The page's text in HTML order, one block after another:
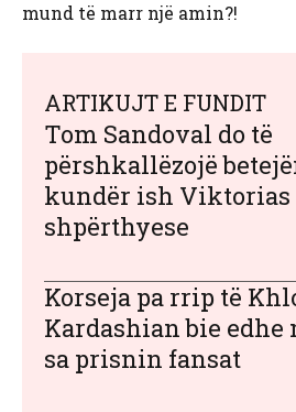
mund të marr një amin?!
ARTIKUJT E FUNDIT
Tom Sandoval do të
përshkallëzojë
kundër ish Viktorias
shpërthyese
Korseja pa rrip të
Kardashian bie edhe
sa prisnin fansat